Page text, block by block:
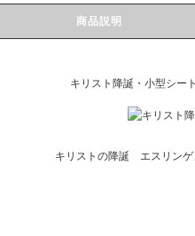
商品説明
キリスト降誕・小型シ
キリストの降誕 エスリンゲ